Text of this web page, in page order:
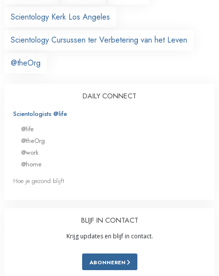
Scientology Kerk Los Angeles
Scientology Cursussen ter Verbetering van het Leven
@theOrg
DAILY CONNECT
Scientologists @life
@life
@theOrg
@work
@home
Hoe je gezond blijft
BLIJF IN CONTACT
Krijg updates en blijf in contact.
ABONNEREN